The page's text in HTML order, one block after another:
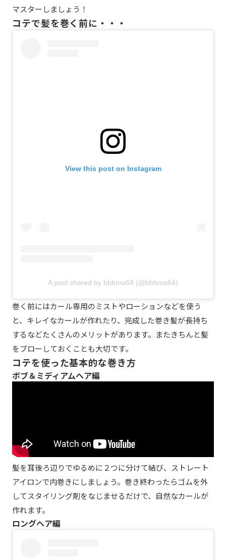
マスターしましょう！
コテで髪を巻く前に・・・
View this post on Instagram
A post shared by bbbma64 (@bbbma64)
巻く前にはカール専用のミストやローションなどを使う
と、キレイなカールが作れたり、完成した巻き髪が長持ち
するなどたくさんのメリットがあります。またきちんと髪
をブローしておくことも大切です。
コテを使った基本的な巻き方
ボブ＆ミディアムヘア編
髪を耳後ろ辺りでゆるめに２つに分けて結び、ストレート
アイロンで内巻きにしましょう。巻き終わったらゴムを外
してスタイリング剤をなじませるだけで、自然なカールが
作れます。
ロングヘア編